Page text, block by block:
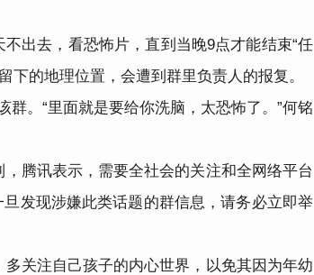
出去，看恐怖片，直到当晚9点才能结束“任
的地理位置，会遭到群里负责人的报复。
。“里面就是要给你洗脑，太恐怖了。”何铭
腾讯表示，需要全社会的关注和全网络平台
发现涉嫌此类话题的群信息，请务必立即举
关注自己孩子的内心世界，以免其因为年幼